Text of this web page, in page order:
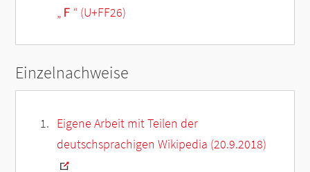
„Ｆ “ (U+FF26)
Einzelnachweise
Eigene Arbeit mit Teilen der
deutschsprachigen Wikipedia (20.9.2018)